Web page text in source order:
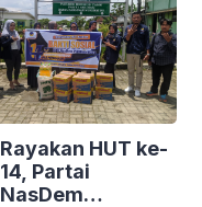
Rayakan HUT ke-
14, Partai
NasDem